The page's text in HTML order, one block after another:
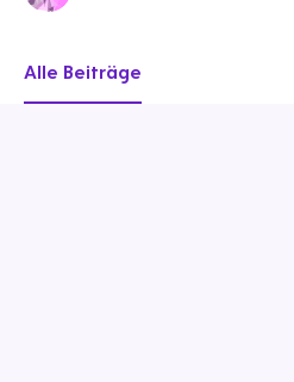
Alle Beiträge